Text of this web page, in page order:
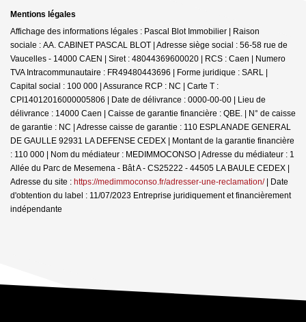
Mentions légales
Affichage des informations légales : Pascal Blot Immobilier | Raison
sociale : AA. CABINET PASCAL BLOT | Adresse siège social : 56-58 rue de
Vaucelles - 14000 CAEN | Siret : 48044369600020 | RCS : Caen | Numero
TVA Intracommunautaire : FR49480443696 | Forme juridique : SARL |
Capital social : 100 000 | Assurance RCP : NC | Carte T :
CPI14012016000005806 | Date de délivrance : 0000-00-00 | Lieu de
délivrance : 14000 Caen | Caisse de garantie financière : QBE. | N° de caisse
de garantie : NC | Adresse caisse de garantie : 110 ESPLANADE GENERAL
DE GAULLE 92931 LA DEFENSE CEDEX | Montant de la garantie financière
: 110 000 | Nom du médiateur : MEDIMMOCONSO | Adresse du médiateur : 1
Allée du Parc de Mesemena - Bât A - CS25222 - 44505 LA BAULE CEDEX |
Adresse du site : https://medimmoconso.fr/adresser-une-reclamation/| Date
d'obtention du label : 11/07/2023 Entreprise juridiquement et financièrement
indépendante